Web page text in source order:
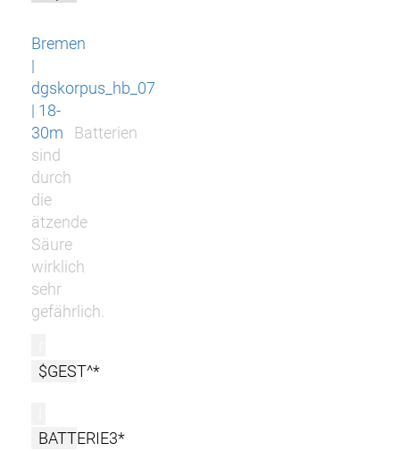
Bremen
|
dgskorpus_hb_07
| 18-
30m
Batterien
sind
durch
die
ätzende
Säure
wirklich
sehr
gefährlich.
$GEST^*
BATTERIE3*